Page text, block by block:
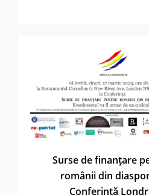
Surse de finanțare
românii din
Conferință